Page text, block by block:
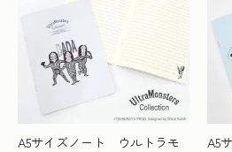
A5サイズノート ウルトラモ
A5